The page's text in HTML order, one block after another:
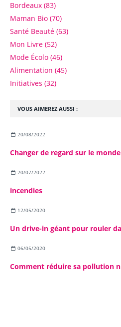
VOUS AIMEREZ AUSSI :
20/08/2022
Changer de regard sur le monde
20/07/2022
incendies
12/05/2020
06/05/2020
Bordeaux (83)
Maman Bio (70)
Santé Beauté (63)
Mon Livre (52)
Mode Écolo (46)
Alimentation (45)
Initiatives (32)